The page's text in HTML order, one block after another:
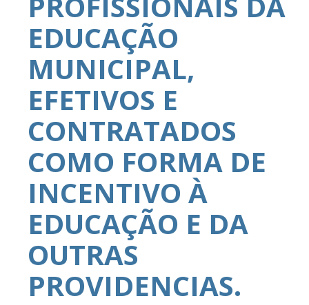
EDUCAÇÃO
MUNICIPAL,
EFETIVOS E
CONTRATADOS
COMO FORMA DE
INCENTIVO À
EDUCAÇÃO E DA
OUTRAS
PROVIDENCIAS.